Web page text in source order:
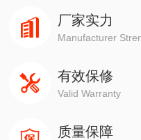
查、水下爆破。
厂家实力
Manufacturer
有效保修
Valid Warranty
质量保障